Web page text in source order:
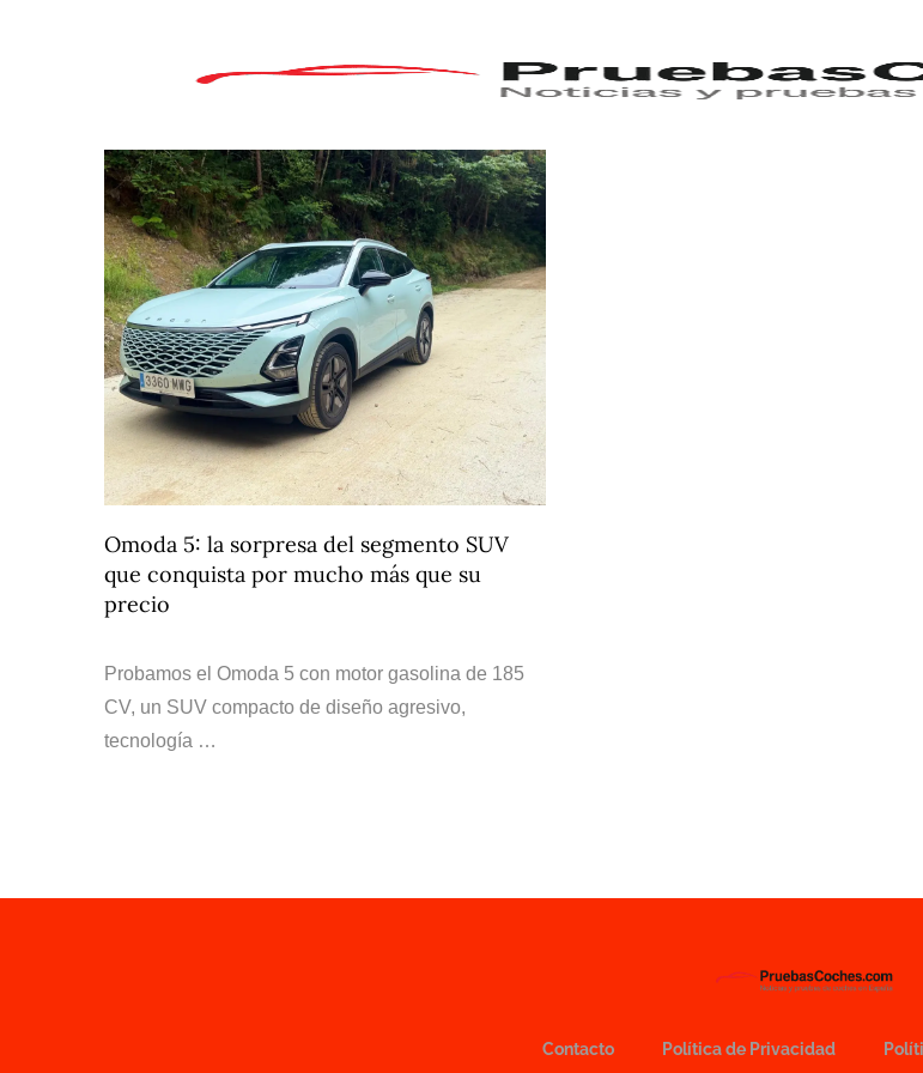
Omoda 5: la sorpresa del segmento SUV
que conquista por mucho más que su
precio
Probamos el Omoda 5 con motor gasolina de 185
CV, un SUV compacto de diseño agresivo,
tecnología …
Contacto Política de Privacidad